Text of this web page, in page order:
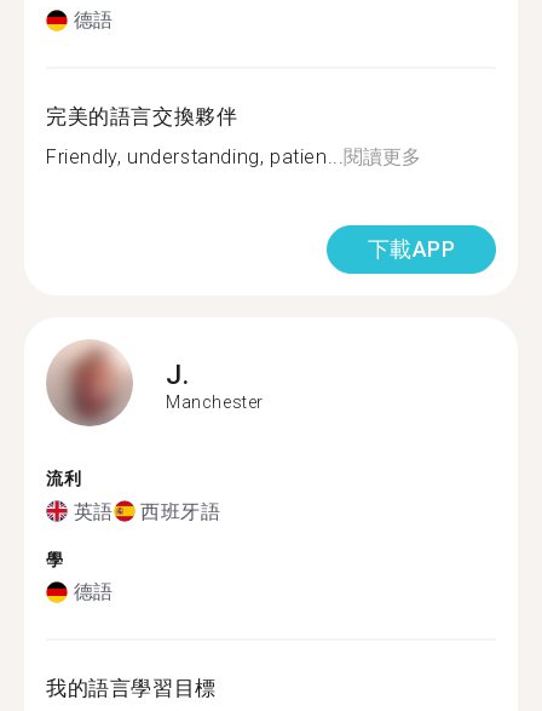
德語
完美的語言交換夥伴
Friendly, understanding, patien...閱讀更多
下載APP
J.
Manchester
流利
英語 西班牙語
學
德語
我的語言學習目標